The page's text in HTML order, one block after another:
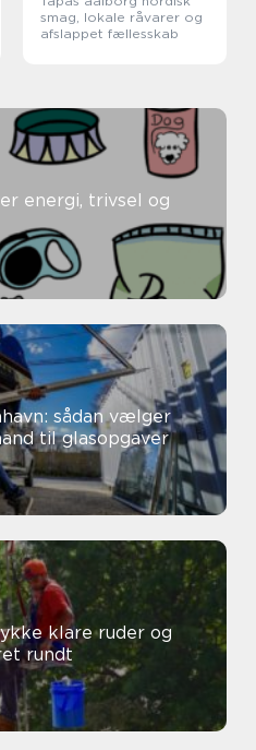
smag, lokale råvarer og
afslappet fællesskab
energi, trivsel og
sådan vælger
til glasopgaver
og
rundt